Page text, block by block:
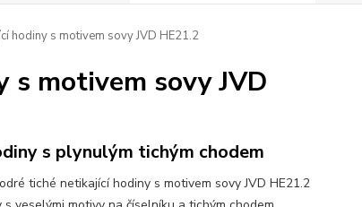
hodiny s motivem sovy JVD HE21.2
s motivem sovy JVD
s plynulým tichým chodem
tiché netikající hodiny s motivem sovy JVD HE21.2